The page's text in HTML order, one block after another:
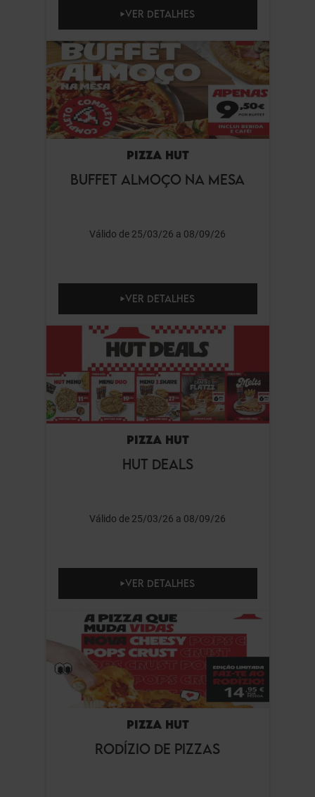
VER DETALHES
PIZZA HUT
BUFFET ALMOÇO NA MESA
Válido de 25/03/26 a 08/09/26
VER DETALHES
PIZZA HUT
HUT DEALS
Válido de 25/03/26 a 08/09/26
VER DETALHES
PIZZA HUT
RODÍZIO DE PIZZAS